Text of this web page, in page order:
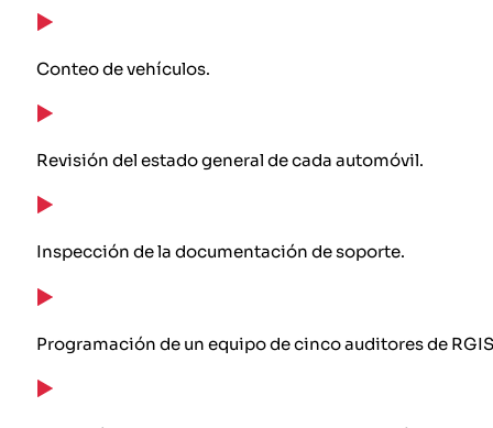
Conteo de vehículos.
Revisión del estado general de cada automóvil.
Inspección de la documentación de soporte.
Programación de un equipo de cinco auditores de